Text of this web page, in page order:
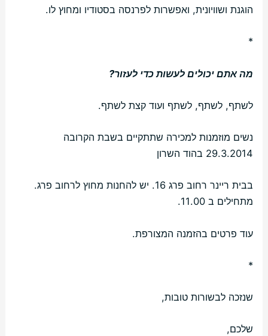
הוגנת ושוויונית, ואפשרות לפרנסה בסטודיו ומחוץ לו.
*
מה אתם יכולים לעשות כדי לעזור?
לשתף, לשתף, לשתף ועוד קצת לשתף.
נשים מוזמנות למכירה שתתקיים בשבת הקרובה
29.3.2014 בהוד השרון
בבית ריינר רחוב פרג 16. יש להחנות מחוץ לרחוב פרג.
מתחילים ב 11.00.
עוד פרטים בהזמנה המצורפת.
*
שנזכה לבשורות טובות,
שלכם,